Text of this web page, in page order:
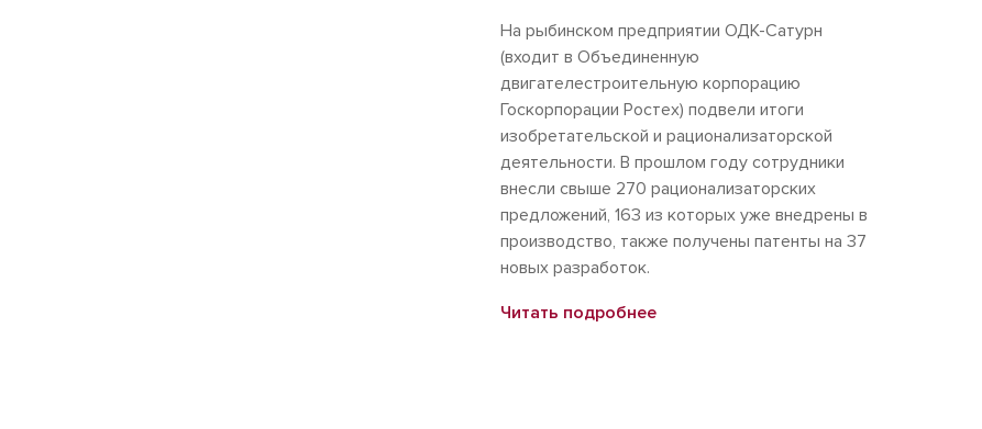
На рыбинском предприятии ОДК-Сатурн
(входит в Объединенную
двигателестроительную корпорацию
Госкорпорации Ростех) подвели итоги
изобретательской и рационализаторской
деятельности. В прошлом году сотрудники
внесли свыше 270 рационализаторских
предложений, 163 из которых уже внедрены в
производство, также получены патенты на 37
новых разработок.
Читать подробнее